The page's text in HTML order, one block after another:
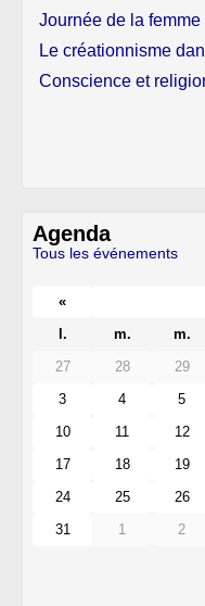
Journée de la
Le créationnisme
Conscience et
Agenda
Tous les événements
«
l.
m. m.
27
28 29
3
4 5
10
11 12
17
18 19
24
25 26
31
1 2